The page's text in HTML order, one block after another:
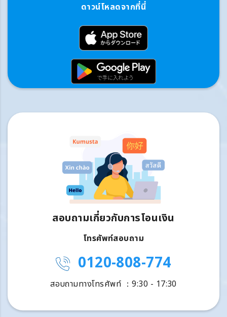
ดาวน์โหลดจากที่นี่
สอบถามเกี่ยวกับการโอนเงิน
โทรศัพท์สอบถาม
0120-808-774
สอบถามทางโทรศัพท์ ：9:30 - 17:30